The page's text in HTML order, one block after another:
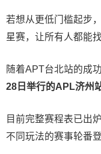
若想从更低门槛起步
星赛，让所有人都能
随着APT台北站的成
28 日举行的APL济州
目前完整赛程表已出
不同玩法的赛事轮番登